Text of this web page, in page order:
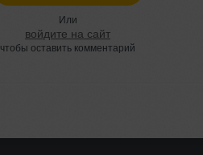
Или
войдите на сайт
чтобы оставить комментарий